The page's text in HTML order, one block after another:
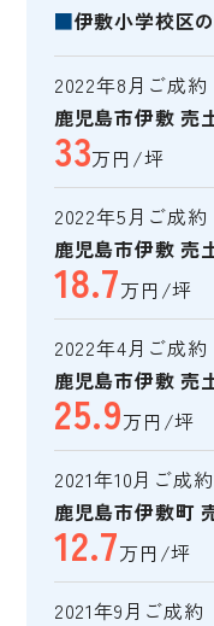
■伊敷小学校区
2022年8月ご成約
鹿児島市伊敷 売
33万円/坪
2022年5月ご成約
鹿児島市伊敷 売
18.7万円/坪
2022年4月ご成約
鹿児島市伊敷 売
25.9万円/坪
2021年10月ご成約
鹿児島市伊敷町
12.7万円/坪
2021年9月ご成約